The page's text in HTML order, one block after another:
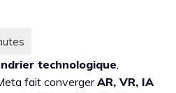
technologique,
fait convergerAR, VR, IA